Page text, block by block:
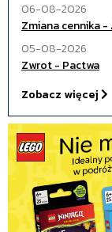
06-08-2026
Zmiana cennika
05-08-2026
Zwrot - Pactwa
Zobacz więcej